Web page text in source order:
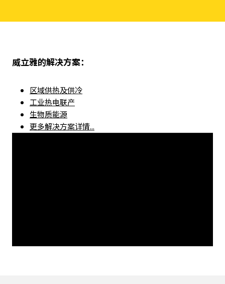
威立雅的解决方案：
区域供热及供冷
工业热电联产
生物质能源
更多解决方案详情...